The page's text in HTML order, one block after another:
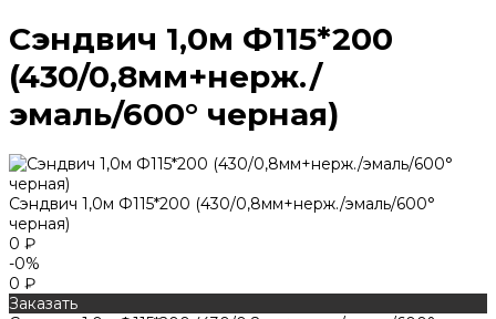
Сэндвич 1,0м Ф115*200
(430/0,8мм+нерж./
эмаль/600° черная)
Сэндвич 1,0м Ф115*200 (430/0,8мм+нерж./эмаль/600°
черная)
0 ₽
-0%
0 ₽
Заказать